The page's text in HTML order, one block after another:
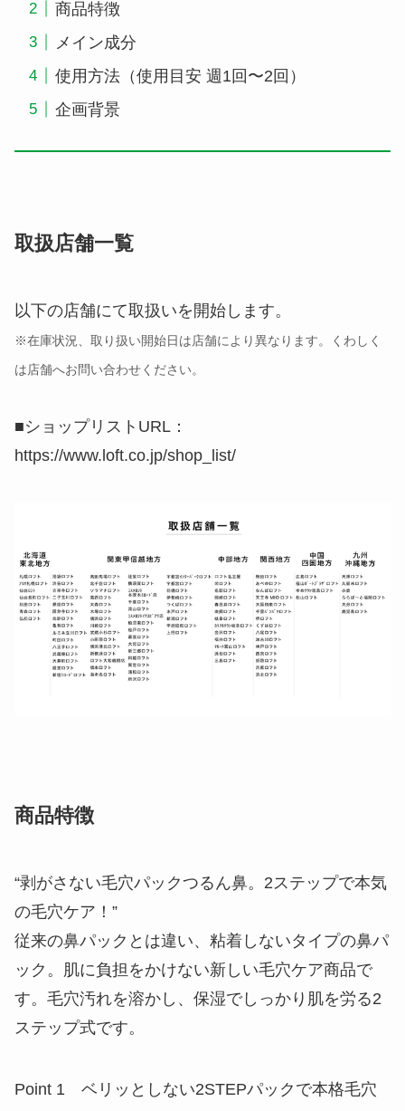
商品特徴
メイン成分
使用方法（使用目安 週1回〜2回）​
企画背景
取扱店舗一覧
以下の店舗にて取扱いを開始します。
※在庫状況、取り扱い開始日は店舗により異なります。くわしく
は店舗へお問い合わせください。
■ショップリストURL：
https://www.loft.co.jp/shop_list/
商品特徴
“剥がさない毛穴パックつるん鼻。2ステップで本気
の毛穴ケア！”
従来の鼻パックとは違い、粘着しないタイプの鼻パ
ック。肌に負担をかけない新しい毛穴ケア商品で
す。毛穴汚れを溶かし、保湿でしっかり肌を労る2
ステップ式です。
Point 1 ベリッとしない2STEPパックで本格毛穴